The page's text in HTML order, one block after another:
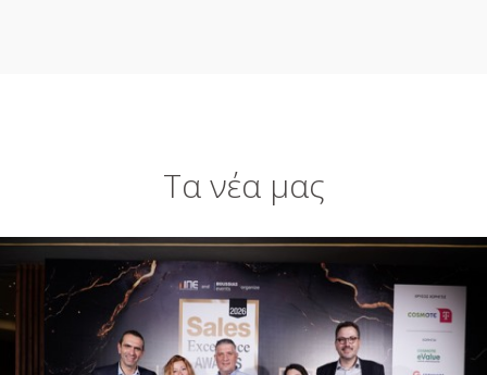
Τα νέα μας